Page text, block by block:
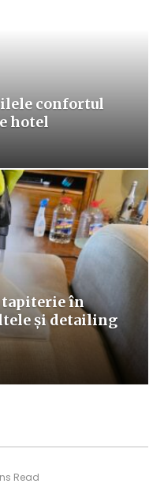
confortul
hotel
tapiterie în
și detailing
Read